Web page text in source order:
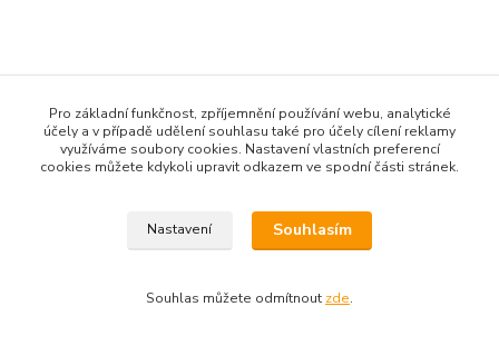
Pro základní funkčnost, zpříjemnění používání webu, analytické
účely a v případě udělení souhlasu také pro účely cílení reklamy
využíváme soubory cookies. Nastavení vlastních preferencí
cookies můžete kdykoli upravit odkazem ve spodní části stránek.
Nastavení Souhlasím
Souhlas můžete odmítnout zde.